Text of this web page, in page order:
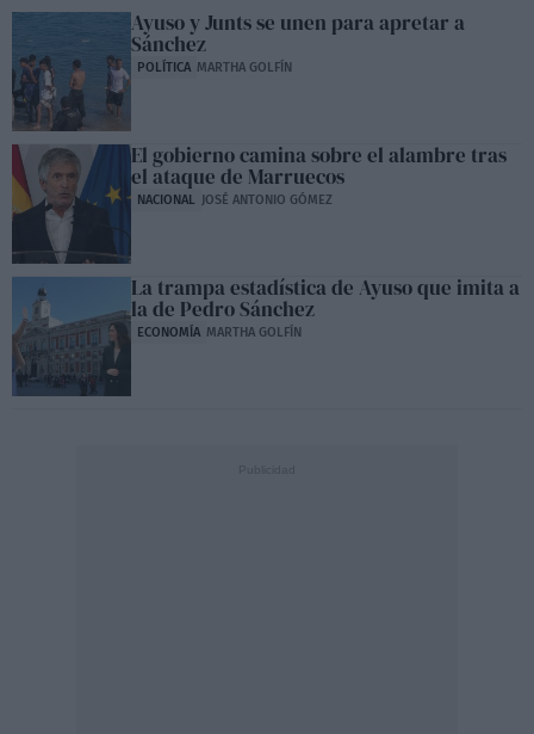
Ayuso y Junts se unen para apretar a
Sánchez
POLÍTICA MARTHA GOLFÍN
El gobierno camina sobre el alambre tras
el ataque de Marruecos
NACIONAL JOSÉ ANTONIO GÓMEZ
La trampa estadística de Ayuso que imita a
la de Pedro Sánchez
ECONOMÍA MARTHA GOLFÍN